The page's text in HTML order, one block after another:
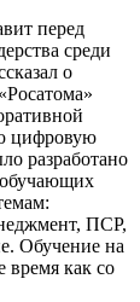
перед
среди
о
цифровую
разработано
обучающих
ПСР,
Обучение на
время как со